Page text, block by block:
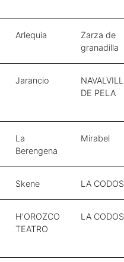
Arlequia
Zarza de
granadilla
Jarancio
DE PELA
La
Berengena
Mirabel
Skene LA
H’OROZCO
TEATRO
LA